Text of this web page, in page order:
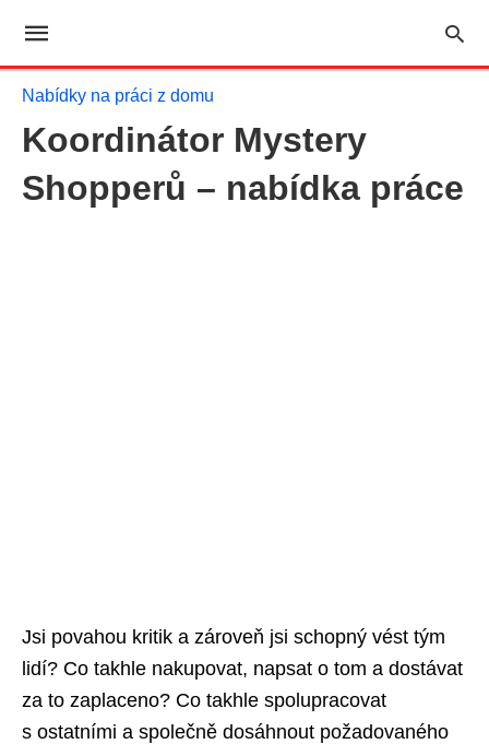
Nabídky na práci z domu
Koordinátor Mystery
Shopperů – nabídka práce
Jsi povahou kritik a zároveň jsi schopný vést tým
lidí? Co takhle nakupovat, napsat o tom a dostávat
za to zaplaceno? Co takhle spolupracovat
s ostatními a společně dosáhnout požadovaného